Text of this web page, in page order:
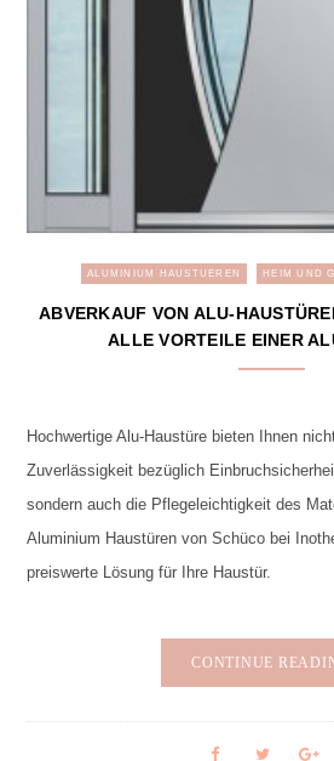
ALUMINIUM HAUSTUEREN HEIM UND
ABVERKAUF VON ALU-
ALLE VORTEILE EINER
Hochwertige Alu-Haustüre bieten Ihnen
Zuverlässigkeit bezüglich
sondern auch die Pflegeleichtigkeit des
Aluminium Haustüren von Schüco bei
preiswerte Lösung für Ihre Haustür.
CONTINUE